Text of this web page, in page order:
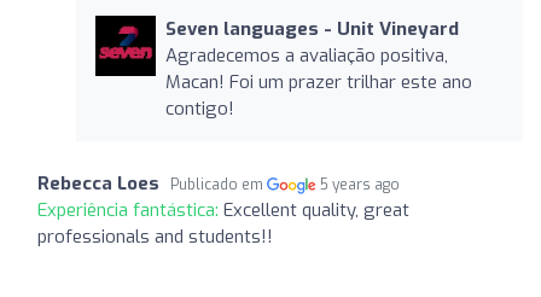
Seven languages ​​- Unit Vineyard
Agradecemos a avaliação positiva,
Macan! Foi um prazer trilhar este ano
contigo!
Rebecca Loes Publicado em 5 years ago
Experiência fantástica: Excellent quality, great
professionals and students!!